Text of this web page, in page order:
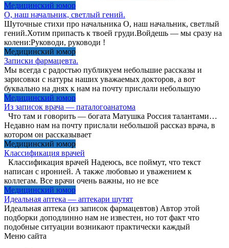
Медицинский юмор
О, наш начальник, светлый гений.
Шуточные стихи про начальника О, наш начальник, светлый
гений.Хотим припасть к твоей груди.Войдешь — мы сразу на
колени:Руководи, руководи !
Медицинский юмор
Записки фармацевта.
Мы всегда с радостью публикуем небольшие рассказы и
зарисовки с натуры наших уважаемых докторов, а вот
буквально на днях к нам на почту прислали небольшую
Медицинский юмор
Из записок врача — паталогоанатома
Что там и говорить — богата Матушка Россия талантами…
Недавно нам на почту прислали небольшой рассказ врача, в
котором он рассказывает
Медицинский юмор
Классификация врачей
Классификация врачей Надеюсь, все поймут, что текст
написан с иронией. А также любовью и уважением к
коллегам. Все врачи очень важны, но не все
Медицинский юмор
Идеальная аптека — аптекари шутят
Идеальная аптека (из записок фармацевтов) Автор этой
подборки доподлинно нам не известен, но тот факт что
подобные ситуации возникают практически каждый
Меню сайта